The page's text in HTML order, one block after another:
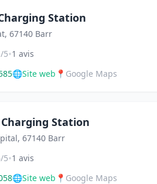
Station
67140 Barr
5•1 avis
🌐Site web 📍 Google Maps
Station
67140 Barr
5•1 avis
🌐Site web 📍 Google Maps